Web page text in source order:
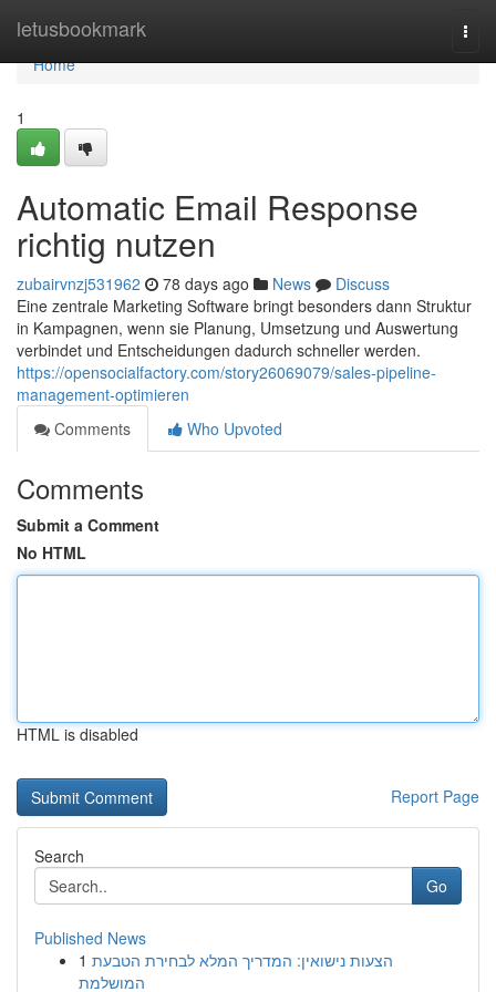
letusbookmark
Home
Home
1
Automatic Email Response
richtig nutzen
zubairvnzj531962 78 days ago News
Discuss
Eine zentrale Marketing Software bringt besonders dann Struktur
in Kampagnen, wenn sie Planung, Umsetzung und Auswertung
verbindet und Entscheidungen dadurch schneller werden.
https://opensocialfactory.com/story26069079/sales-pipeline-
management-optimieren
Comments
Who Upvoted
Comments
Submit a Comment
No HTML
HTML is disabled
Report Page
Search
Go
Published News
1 הצעות נישואין: המדריך המלא לבחירת הטבעת
המושלמת